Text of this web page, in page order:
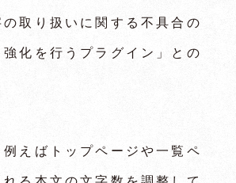
取り扱いに関する不具合の
強化を行うプラグイン」との
えばトップページや一覧ペ